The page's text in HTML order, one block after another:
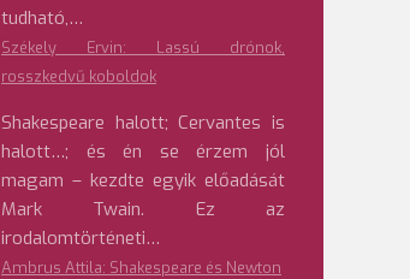
tudható,…
Székely Ervin: Lassú drónok,
rosszkedvű koboldok
Shakespeare halott; Cervantes is
halott…; és én se érzem jól
magam – kezdte egyik előadását
Mark Twain. Ez az
irodalomtörténeti…
Ambrus Attila: Shakespeare és Newton